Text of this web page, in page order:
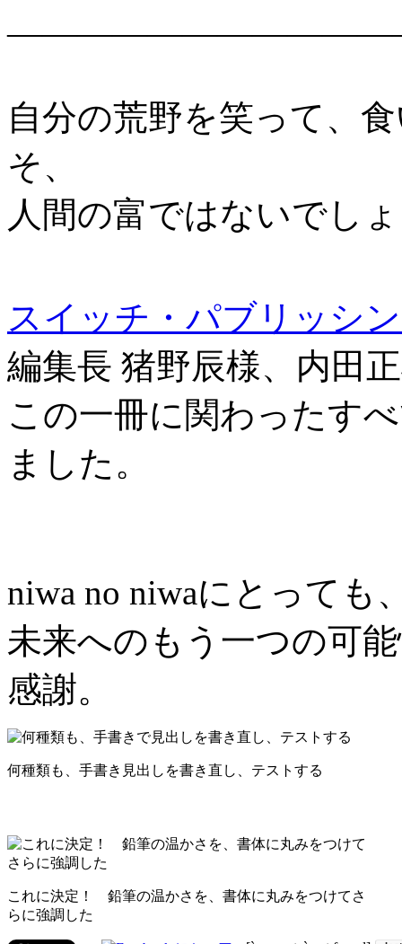
自分の荒野を笑って、
そ、
人間の富ではないでし
スイッチ・パブリッシ
編集長 猪野辰様、内田
この一冊に関わったす
ました。
niwa no niwaにとっても
未来へのもう一つの可
感謝。
何種類も、手書き見出しを書き直し、テストする
これに決定！ 鉛筆の温かさを、書体に丸みをつけてさ
らに強調した